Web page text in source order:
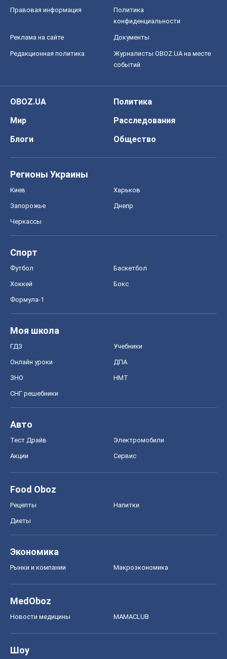
Правовая информация
Политика
конфиденциальности
Реклама на сайте Документы
Редакционная политика
Журналисты OBOZ.UA на месте
событий
OBOZ.UA
Политика
Мир
Расследования
Блоги
Общество
Регионы Украины
Киев Харьков
Запорожье Днепр
Черкассы
Спорт
Футбол Баскетбол
Хоккей Бокс
Формула-1
Моя школа
ГДЗ Учебники
Онлайн уроки ДПА
ЗНО НМТ
СНГ решебники
Авто
Тест Драйв Электромобили
Акции Сервис
Food Oboz
Рецепты Напитки
Диеты
Экономика
Рынки и компании Mакроэкономика
MedOboz
Новости медицины MAMACLUB
Шоу